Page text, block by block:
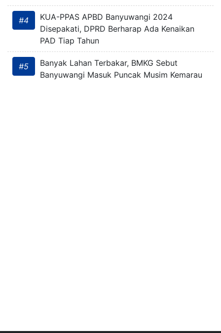
#4
KUA-PPAS APBD Banyuwangi 2024
Disepakati, DPRD Berharap Ada Kenaikan
PAD Tiap Tahun
#5
Banyak Lahan Terbakar, BMKG Sebut
Banyuwangi Masuk Puncak Musim Kemarau